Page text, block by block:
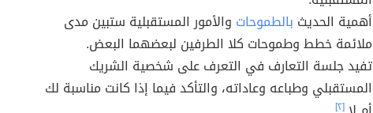
أهمية الحديث بالطموحات والأمور المستقبلية ستبين مدى
ملائمة خطط وطموحات كلا الطرفين لبعضهما البعض.
تفيد جلسة التعارف في التعرف على شخصية الشريك
المستقبلي وطباعه وعاداته، والتأكد فيما إذا كانت مناسبة لك
[٢]